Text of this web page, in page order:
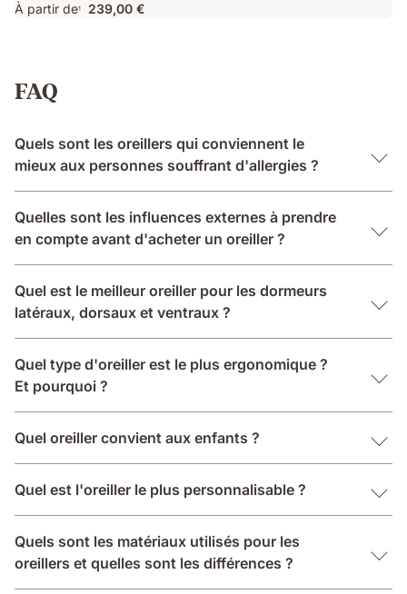
À partir de1 239,00 €
FAQ
Quels sont les oreillers qui conviennent le
mieux aux personnes souffrant d'allergies ?
Quelles sont les influences externes à prendre
en compte avant d'acheter un oreiller ?
Quel est le meilleur oreiller pour les dormeurs
latéraux, dorsaux et ventraux ?
Quel type d'oreiller est le plus ergonomique ?
Et pourquoi ?
Quel oreiller convient aux enfants ?
Quel est l'oreiller le plus personnalisable ?
Quels sont les matériaux utilisés pour les
oreillers et quelles sont les différences ?